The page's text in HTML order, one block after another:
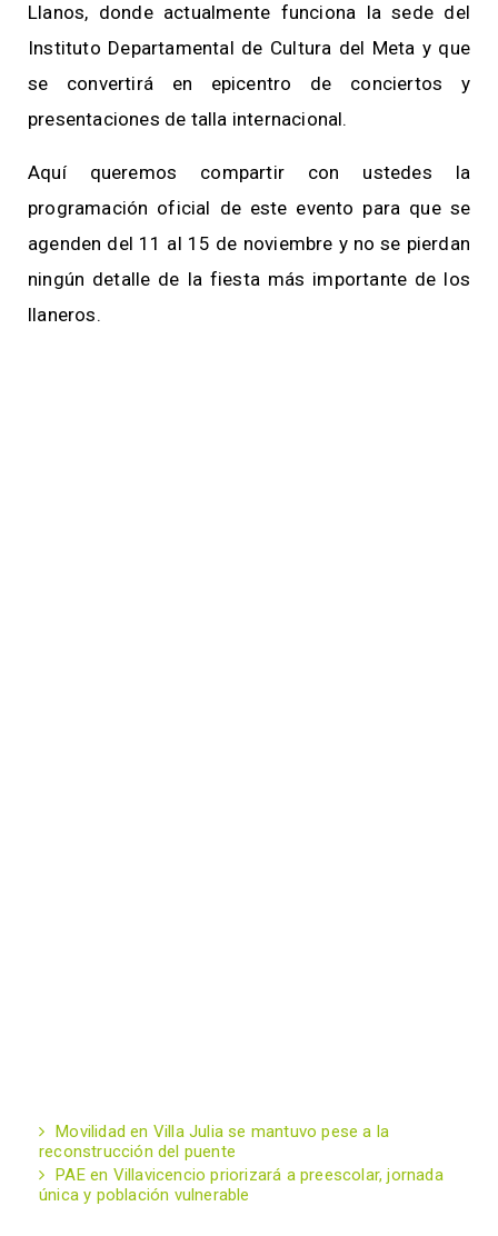
Llanos, donde actualmente funciona la sede del
Instituto Departamental de Cultura del Meta y que
se convertirá en epicentro de conciertos y
presentaciones de talla internacional.
Aquí queremos compartir con ustedes la
programación oficial de este evento para que se
agenden del 11 al 15 de noviembre y no se pierdan
ningún detalle de la fiesta más importante de los
llaneros.
Movilidad en Villa Julia se mantuvo pese a la
reconstrucción del puente
PAE en Villavicencio priorizará a preescolar, jornada
única y población vulnerable